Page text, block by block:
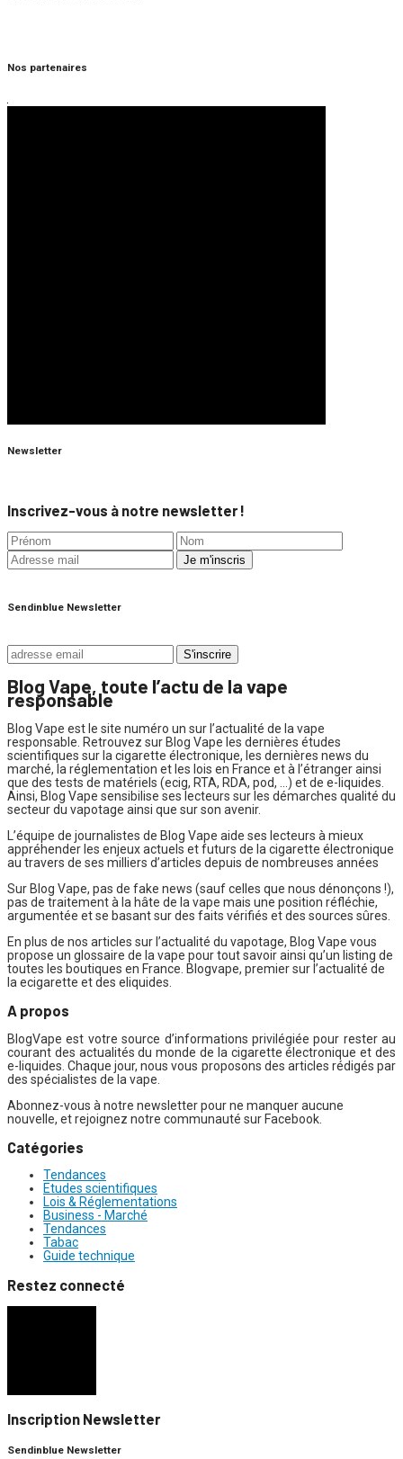
Nos partenaires
Newsletter
Inscrivez-vous à notre newsletter !
Sendinblue Newsletter
Blog Vape, toute l’actu de la vape
responsable
Blog Vape est le site numéro un sur l’actualité de la vape
responsable. Retrouvez sur Blog Vape les dernières études
scientifiques sur la cigarette électronique, les dernières news du
marché, la réglementation et les lois en France et à l’étranger ainsi
que des tests de matériels (ecig, RTA, RDA, pod, …) et de e-liquides.
Ainsi, Blog Vape sensibilise ses lecteurs sur les démarches qualité du
secteur du vapotage ainsi que sur son avenir.
L’équipe de journalistes de Blog Vape aide ses lecteurs à mieux
appréhender les enjeux actuels et futurs de la cigarette électronique
au travers de ses milliers d’articles depuis de nombreuses années
Sur Blog Vape, pas de fake news (sauf celles que nous dénonçons !),
pas de traitement à la hâte de la vape mais une position réfléchie,
argumentée et se basant sur des faits vérifiés et des sources sûres.
En plus de nos articles sur l’actualité du vapotage, Blog Vape vous
propose un glossaire de la vape pour tout savoir ainsi qu’un listing de
toutes les boutiques en France. Blogvape, premier sur l’actualité de
la ecigarette et des eliquides.
A propos
BlogVape est votre source d’informations privilégiée pour rester au
courant des actualités du monde de la cigarette électronique et des
e-liquides. Chaque jour, nous vous proposons des articles rédigés par
des spécialistes de la vape.
Abonnez-vous à notre newsletter pour ne manquer aucune
nouvelle, et rejoignez notre communauté sur Facebook.
Catégories
Tendances
Etudes scientifiques
Lois & Réglementations
Business - Marché
Tendances
Tabac
Guide technique
Restez connecté
Inscription Newsletter
Sendinblue Newsletter